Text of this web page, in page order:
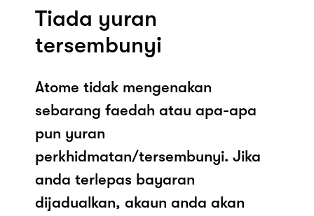
Tiada yuran
tersembunyi
Atome tidak mengenakan
sebarang faedah atau apa-apa
pun yuran
perkhidmatan/tersembunyi. Jika
anda terlepas bayaran
dijadualkan, akaun anda akan